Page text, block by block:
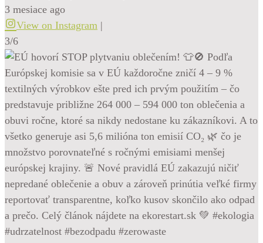
3 mesiace ago
View on Instagram |
3/6